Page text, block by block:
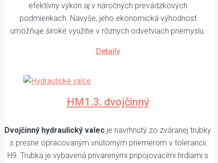
efektívny výkon aj v náročných prevádzkových
podmienkach. Navyše, jeho ekonomická výhodnosť
umožňuje široké využitie v rôznych odvetviach priemyslu.
Detaily
HM1.3. dvojčinný
Dvojčinný hydraulický valec je navrhnutý zo zváranej trubky
s presne opracovaným vnútorným priemerom v tolerancii
H9. Trubka je vybavená privarenými pripojovacími hrdlami s